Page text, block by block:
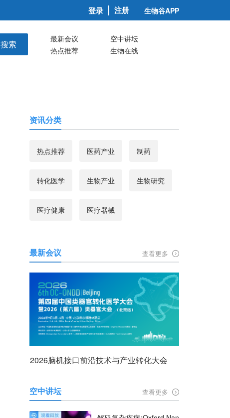
登录 注册 生物谷APP
搜索 最新会议
空中讲坛
热点推荐
生物在线
资讯分类
热点推荐 医药产业 制药
转化医学 生物产业 生物研究
医疗健康 医疗器械
最新会议 查看更多
2026脑机接口前沿技术与产业转化大会
空中讲坛 查看更多